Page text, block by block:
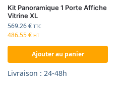
Kit Panoramique 1 Porte Affiche
Vitrine XL
569.26€ TTC
486.55€ HT
Ajouter au panier
Livraison : 24-48h